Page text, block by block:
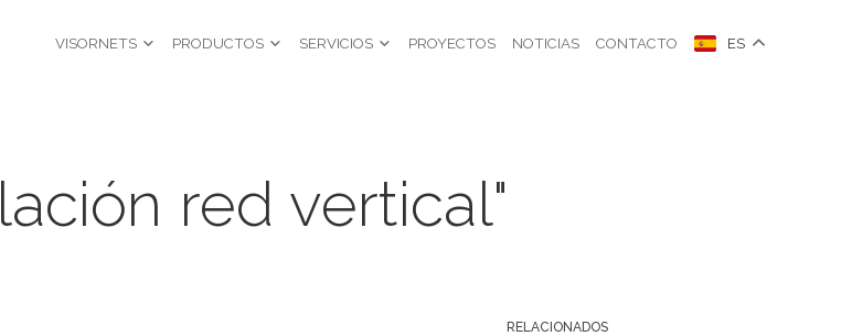
VISORNETS PRODUCTOS SERVICIOS PROYECTOS NOTICIAS CONTACTO ES
red vertical"
RELACIONADOS